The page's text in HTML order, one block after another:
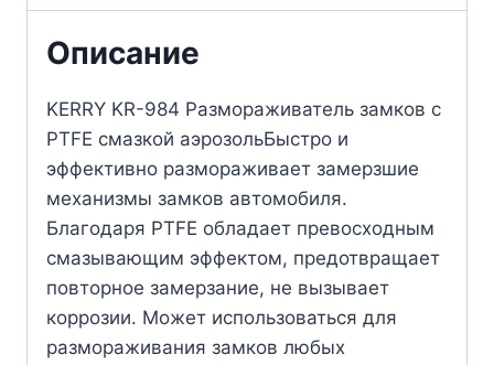
Описание
KERRY KR-984 Размораживатель замков с
PTFE смазкой аэрозольБыстро и
эффективно размораживает замерзшие
механизмы замков автомобиля.
Благодаря PTFE обладает превосходным
смазывающим эффектом, предотвращает
повторное замерзание, не вызывает
коррозии. Может использоваться для
размораживания замков любых